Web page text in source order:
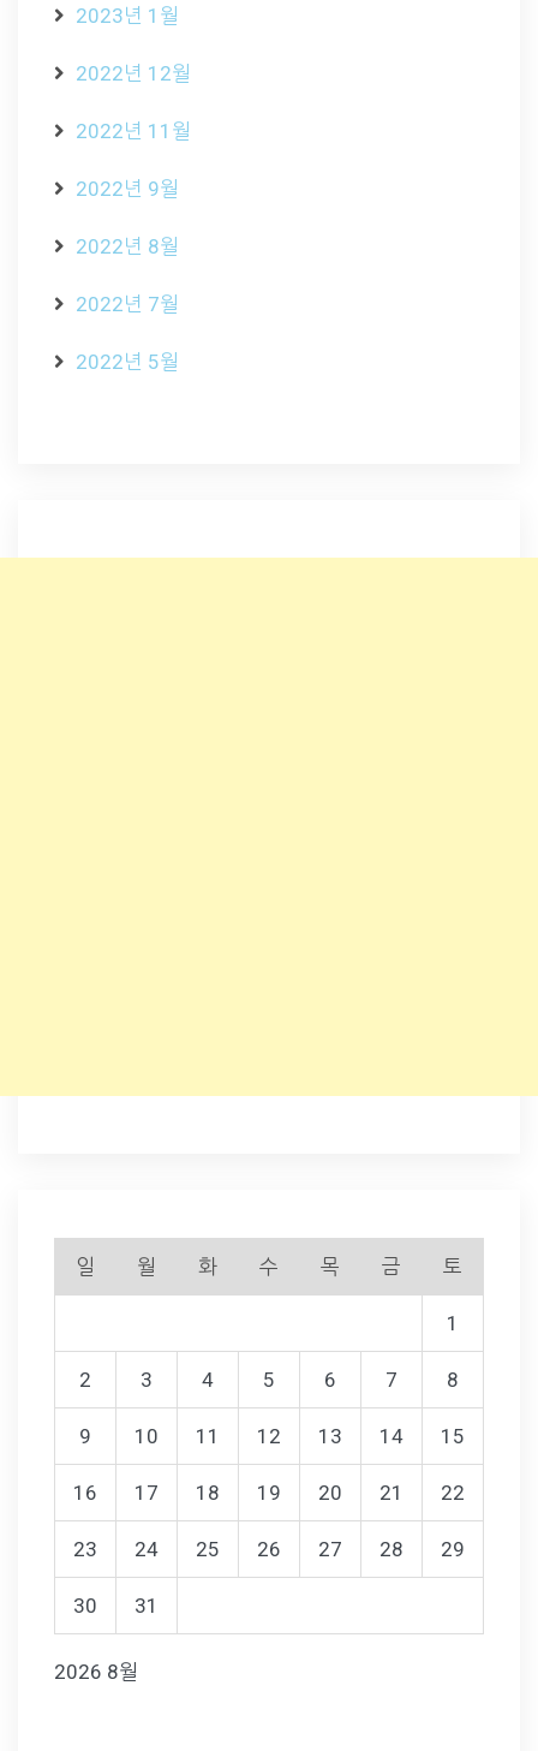
2023년 1월
2022년 12월
2022년 11월
2022년 9월
2022년 8월
2022년 7월
2022년 5월
2026 8월
일 월 화 수 목 금 토
1
2 3 4 5 6 7 8
9 10 11 12 13 14 15
16 17 18 19 20 21 22
23 24 25 26 27 28 29
30 31